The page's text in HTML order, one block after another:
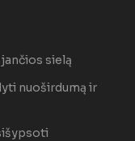
sielą
nuoširdumą ir